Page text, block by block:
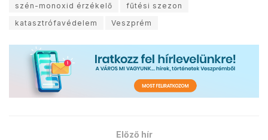
szén-monoxid érzékelő
fűtési szezon
katasztrófavédelem
Veszprém
Előző hír